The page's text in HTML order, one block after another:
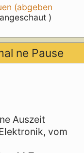
(abgeben
)
ne Pause
Auszeit
vom